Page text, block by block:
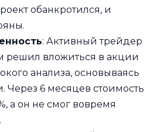
обанкротился, и
: Активный трейдер
решил вложиться в акции
анализа, основываясь
Через 6 месяцев стоимость
а он не смог вовремя